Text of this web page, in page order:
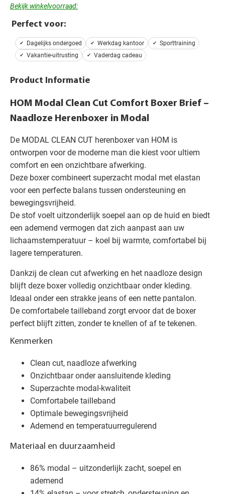
Bekijk winkelvoorraad:
Perfect voor:
Dagelijks ondergoed Werkdag kantoor
Sporttraining
Vakantie-uitrusting
Vaderdag cadeau
Product Informatie
HOM Modal Clean Cut Comfort Boxer Brief –
Naadloze Herenboxer in Modal
De MODAL CLEAN CUT herenboxer van HOM is
ontworpen voor de moderne man die kiest voor ultiem
comfort en een onzichtbare afwerking.
Deze boxer combineert superzacht modal met elastan
voor een perfecte balans tussen ondersteuning en
bewegingsvrijheid.
De stof voelt uitzonderlijk soepel aan op de huid en biedt
een ademend vermogen dat zich aanpast aan uw
lichaamstemperatuur – koel bij warmte, comfortabel bij
lagere temperaturen.
Dankzij de clean cut afwerking en het naadloze design
blijft deze boxer volledig onzichtbaar onder kleding.
Ideaal onder een strakke jeans of een nette pantalon.
De comfortabele tailleband zorgt ervoor dat de boxer
perfect blijft zitten, zonder te knellen of af te tekenen.
Kenmerken
Clean cut, naadloze afwerking
Onzichtbaar onder aansluitende kleding
Superzachte modal-kwaliteit
Comfortabele tailleband
Optimale bewegingsvrijheid
Ademend en temperatuurregulerend
Materiaal en duurzaamheid
86% modal – uitzonderlijk zacht, soepel en
ademend